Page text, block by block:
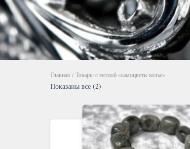
Главная / Товары с меткой «самоцветы колье»
Показаны все (2)